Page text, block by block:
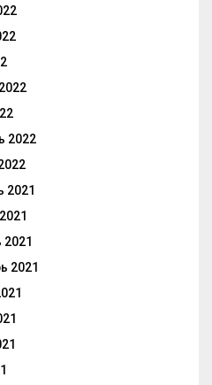
2022
2021
2021
2021